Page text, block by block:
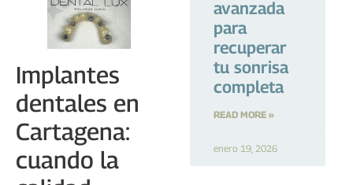
avanzada
para
recuperar
tu sonrisa
completa
READ MORE »
enero 19, 2026
Implantes
dentales en
Cartagena:
cuando la